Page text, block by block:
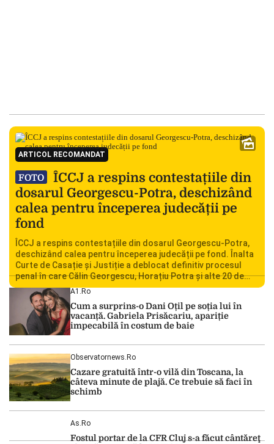
ARTICOL RECOMANDAT
FOTO
ÎCCJ a respins contestațiile din
dosarul Georgescu-Potra, deschizând
calea pentru începerea judecății pe
fond
ÎCCJ a respins contestațiile din dosarul Georgescu-Potra,
deschizând calea pentru începerea judecății pe fond. Înalta
Curte de Casație și Justiție a deblocat definitiv procesul
penal în care Călin Georgescu, Horațiu Potra și alte 20 de
persoane sunt acuzați de acțiuni îndreptate împotriva
ordinii constituționale. În ședința din camera preliminară,
judecătorii de la instanța supremă au […]
A1.ro
Cum a surprins-o Dani Oțil pe soția lui în
vacanță. Gabriela Prisăcariu, apariție
impecabilă în costum de baie
Observatornews.ro
Cazare gratuită într-o vilă din Toscana, la
câteva minute de plajă. Ce trebuie să faci în
schimb
As.ro
Fostul portar de la CFR Cluj s-a făcut cântăreţ